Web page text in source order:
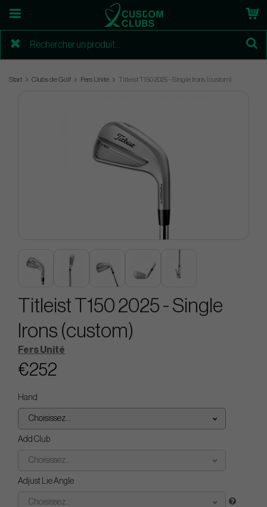
Start Clubs de Golf Fers Unité Titleist T150 2025 - Single Irons (custom)
Titleist T150 2025 - Single
Irons (custom)
Fers Unité
€252
Hand
Choisissez...
Add Club
Choisissez...
Adjust Lie Angle
Choisissez...